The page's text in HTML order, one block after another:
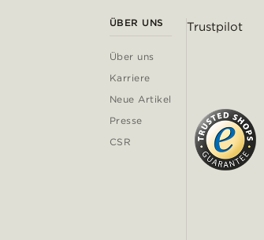
ÜBER UNS
Über uns
Karriere
Neue Artikel
Presse
CSR
Trustpilot